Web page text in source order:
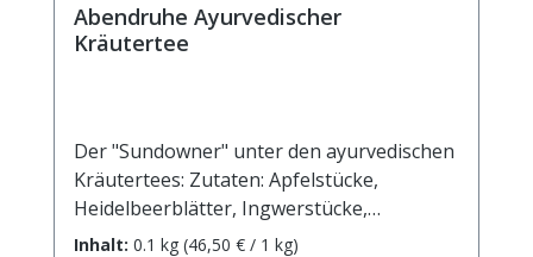
Abendruhe Ayurvedischer
Kräutertee
Der "Sundowner" unter den ayurvedischen
Kräutertees: Zutaten: Apfelstücke,
Heidelbeerblätter, Ingwerstücke,
Orangenschalen, Zimtrinde,
Inhalt: 0.1 kg (46,50 € / 1 kg)